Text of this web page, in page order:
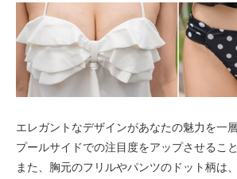
エレガントなデザインがあなたの魅力を一
プールサイドでの注目度をアップさせるこ
また、胸元のフリルやパンツのドット柄は